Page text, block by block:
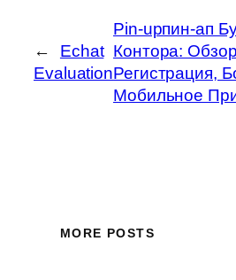
←
Echat
Evaluation
Pin-upпин-ап
Контора:
Регистрация,
Мобильное
MORE POSTS